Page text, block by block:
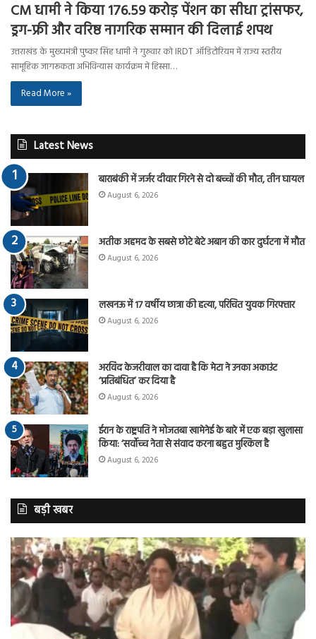
CM धामी ने किया 176.59 करोड़ पेंशन का सीधा ट्रांसफर,
ड्रग-फ्री और वरिष्ठ नागरिक सम्मान की दिलाई शपथ
उत्तराखंड के मुख्यमंत्री पुष्कर सिंह धामी ने गुरुवार को IRDT ऑडिटोरियम में राज्य स्तरीय
सामूहिक जागरूकता अभिविन्यास कार्यक्रम में हिस्सा…
Read More »
Latest News
बाराबंकी में जर्जर दीवार गिरने से दो बच्चों की मौत, तीन घायल
August 6, 2026
अतीक अहमद के सबसे छोटे बेटे अबान की कार दुर्घटना में मौत
August 6, 2026
लखनऊ में 17 वर्षीय छात्रा की हत्या, परिचित युवक गिरफ्तार
August 6, 2026
अरविंद केजरीवाल का दावा है कि मेटा ने उनका अकाउंट
‘प्रतिबंधित’ कर दिया है
August 6, 2026
ईरान के राष्ट्रपति ने मोजतबा खामेनेई के बारे में एक बड़ा खुलासा
किया: ‘सर्वोच्च नेता से संवाद करना बहुत मुश्किल है
August 6, 2026
बड़ी खबर